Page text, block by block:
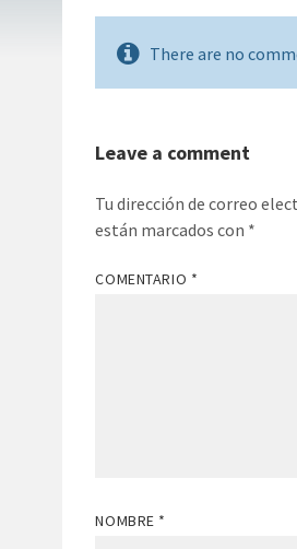
There are no
Leave a comment
Tu dirección de correo
están marcados con *
COMENTARIO *
NOMBRE *